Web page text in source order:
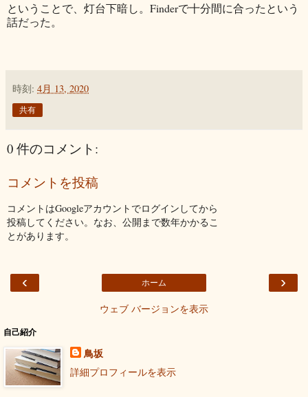
ということで、灯台下暗し。Finderで十分間に合ったという
話だった。
時刻: 4月 13, 2020
共有
0 件のコメント:
コメントを投稿
コメントはGoogleアカウントでログインしてから
投稿してください。なお、公開まで数年かかるこ
とがあります。
‹ ›
ホーム
ウェブ バージョンを表示
自己紹介
鳥坂
詳細プロフィールを表示